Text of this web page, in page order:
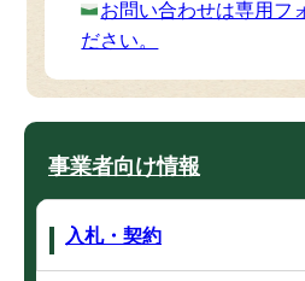
お問い合わせは専用フ
ださい。
事業者向け情報
入札・契約